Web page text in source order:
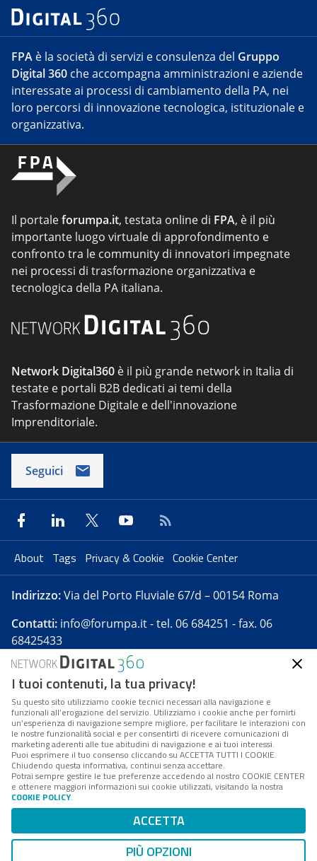
FPA è la società di servizi e consulenza del Gruppo
Digital 360 che accompagna amministrazioni e aziende
interessate ai processi di cambiamento della PA, nei
loro percorsi di innovazione tecnologica, istituzionale e
organizzativa.
Il portaleforumpa.it, testata online di FPA, è il più
importante luogo virtuale di approfondimento e
confronto tra le community di innovatori impegnate
nei processi di trasformazione organizzativa e
tecnologica della PA italiana.
Network Digital360 è il più grande network in Italia di
testate e portali B2B dedicati ai temi della
Trasformazione Digitale e dell'innovazione
Imprenditoriale.
Seguici
About Tags Privacy & Cookie Cookie Center
Indirizzo:Via del Porto Fluviale 67/d – 00154 Roma
Contatti: info@forumpa.it- tel. 06 684251 - fax. 06
68425433
Forumpa.itè una pubblicazione telematica iscritta
presso Registro della stampa del Tribunale di Roma -
Reg. n. 182 del 2 maggio 2008 - Direttore resp. Michela
Stentella
FPA s.r.l. è società soggetta a Direzione e
Coordinamento da parte di Digital360 S.p.A. - FPA s.r.l.
è un'azienda certificata per il sistema di management
Codice Fiscale/Partita IVA n. 10693191008 - R.E.A. Roma
n. 1249791. ISP AWS
Mappa del sito
I tuoi contenuti, la tua privacy!
Su questo sito utilizziamo cookie tecnici necessari alla navigazione e
funzionali all’erogazione del servizio. Utilizziamo i cookie anche per fornirti
un’esperienza di navigazione sempre migliore, per facilitare le interazioni con
le nostre funzionalità social e per consentirti di ricevere comunicazioni di
marketing aderenti alle tue abitudini di navigazione e ai tuoi interessi.
Puoi esprimere il tuo consenso cliccando su ACCETTA TUTTI I COOKIE.
Chiudendo questa informativa, continui senza accettare.
Potrai sempre gestire le tue preferenze accedendo al nostro COOKIE CENTER
e ottenere maggiori informazioni sui cookie utilizzati, visitando la nostra
COOKIE POLICY.
ACCETTA
PIÙ OPZIONI